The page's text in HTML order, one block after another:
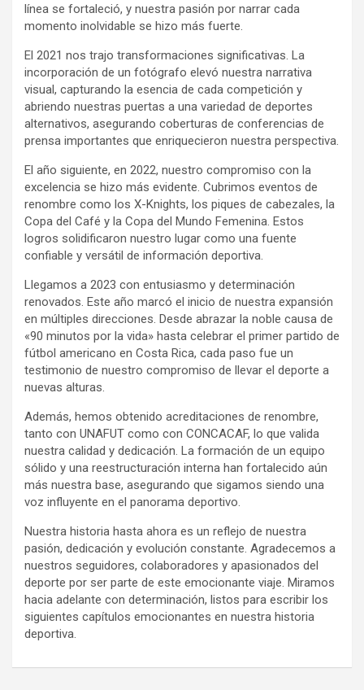
línea se fortaleció, y nuestra pasión por narrar cada
momento inolvidable se hizo más fuerte.
El 2021 nos trajo transformaciones significativas. La
incorporación de un fotógrafo elevó nuestra narrativa
visual, capturando la esencia de cada competición y
abriendo nuestras puertas a una variedad de deportes
alternativos, asegurando coberturas de conferencias de
prensa importantes que enriquecieron nuestra perspectiva.
El año siguiente, en 2022, nuestro compromiso con la
excelencia se hizo más evidente. Cubrimos eventos de
renombre como los X-Knights, los piques de cabezales, la
Copa del Café y la Copa del Mundo Femenina. Estos
logros solidificaron nuestro lugar como una fuente
confiable y versátil de información deportiva.
Llegamos a 2023 con entusiasmo y determinación
renovados. Este año marcó el inicio de nuestra expansión
en múltiples direcciones. Desde abrazar la noble causa de
«90 minutos por la vida» hasta celebrar el primer partido de
fútbol americano en Costa Rica, cada paso fue un
testimonio de nuestro compromiso de llevar el deporte a
nuevas alturas.
Además, hemos obtenido acreditaciones de renombre,
tanto con UNAFUT como con CONCACAF, lo que valida
nuestra calidad y dedicación. La formación de un equipo
sólido y una reestructuración interna han fortalecido aún
más nuestra base, asegurando que sigamos siendo una
voz influyente en el panorama deportivo.
Nuestra historia hasta ahora es un reflejo de nuestra
pasión, dedicación y evolución constante. Agradecemos a
nuestros seguidores, colaboradores y apasionados del
deporte por ser parte de este emocionante viaje. Miramos
hacia adelante con determinación, listos para escribir los
siguientes capítulos emocionantes en nuestra historia
deportiva.